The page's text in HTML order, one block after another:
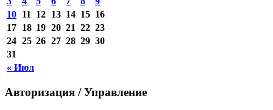
« Июл
10 11 12 13 14 15 16
17 18 19 20 21 22 23
24 25 26 27 28 29 30
31
Авторизация / Управление